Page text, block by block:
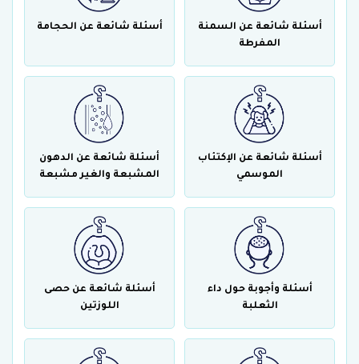
أسئلة شائعة عن السمنة
المفرطة
أسئلة شائعة عن الحجامة
أسئلة شائعة عن الإكتئاب
الموسمي
أسئلة شائعة عن الدهون
المشبعة والغير مشبعة
أسئلة وأجوبة حول داء
الثعلبة
أسئلة شائعة عن حصى
اللوزتين